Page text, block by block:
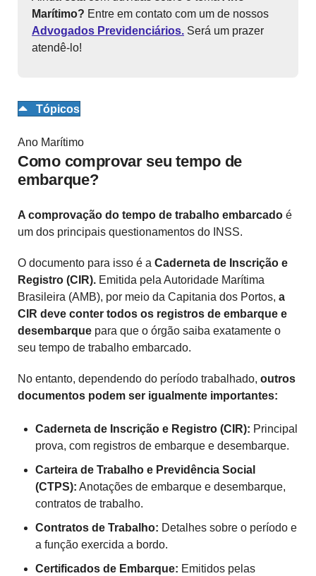
Marítimo? Entre em contato com um de nossos
Advogados Previdenciários. Será um prazer
atendê-lo!
Tópicos
Ano Marítimo
Como comprovar seu tempo de
embarque?
A comprovação do tempo de trabalho embarcado é
um dos principais questionamentos do INSS.
O documento para isso é a Caderneta de Inscrição e
Registro (CIR). Emitida pela Autoridade Marítima
Brasileira (AMB), por meio da Capitania dos Portos, a
CIR deve conter todos os registros de embarque e
desembarque para que o órgão saiba exatamente o
seu tempo de trabalho embarcado.
No entanto, dependendo do período trabalhado, outros
documentos podem ser igualmente importantes:
Caderneta de Inscrição e Registro (CIR): Principal
prova, com registros de embarque e desembarque.
Carteira de Trabalho e Previdência Social
(CTPS): Anotações de embarque e desembarque,
contratos de trabalho.
Contratos de Trabalho: Detalhes sobre o período e
a função exercida a bordo.
Certificados de Embarque: Emitidos pelas